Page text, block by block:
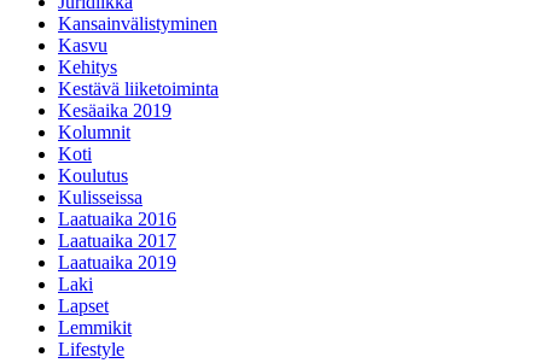
Kansainvälistyminen
Kasvu
Kehitys
Kestävä liiketoiminta
Kesäaika 2019
Kolumnit
Koti
Koulutus
Kulisseissa
Laatuaika 2016
Laatuaika 2017
Laatuaika 2019
Laki
Lapset
Lemmikit
Lifestyle